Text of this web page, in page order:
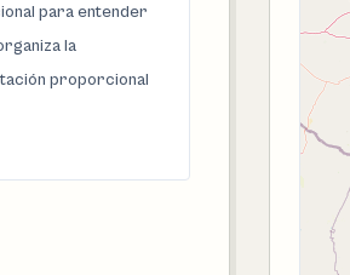
para entender
la
proporcional